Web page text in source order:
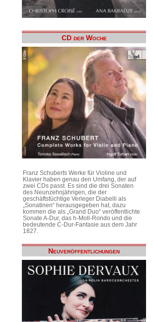
CD der Woche
Franz Schuberts Werke für Violine und
Klavier haben genau den Umfang, der auf
zwei CDs passt. Es sind die drei Sonaten
des Neunzehnjährigen, die der
geschäftstüchtige Verleger Diabelli als
„Sonatinen“ herausgegeben hat, dazu
kommen die als „Grand Duo“ veröffentlichte
Sonate A-Dur, das h-Moll-Rondo und die
bedeutende C-Dur-Fantasie aus dem Jahr
1827.
Neuveröffentlichungen